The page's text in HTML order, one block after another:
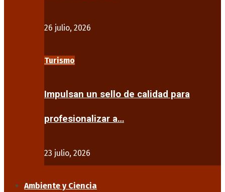
26 julio, 2026
Turismo
Impulsan un sello de calidad para
profesionalizar a…
23 julio, 2026
Ambiente y Ciencia